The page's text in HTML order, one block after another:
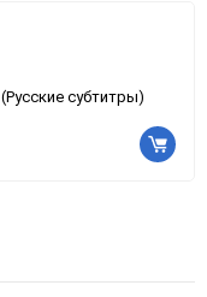
субтитры)